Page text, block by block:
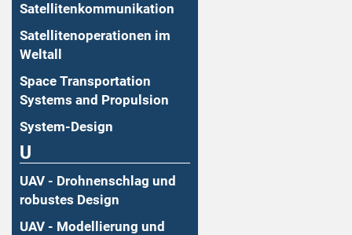
Satellitenkommunikation
Satellitenoperationen im
Weltall
Space Transportation
Systems and Propulsion
System-Design
U
UAV - Drohnenschlag und
robustes Design
UAV - Modellierung und